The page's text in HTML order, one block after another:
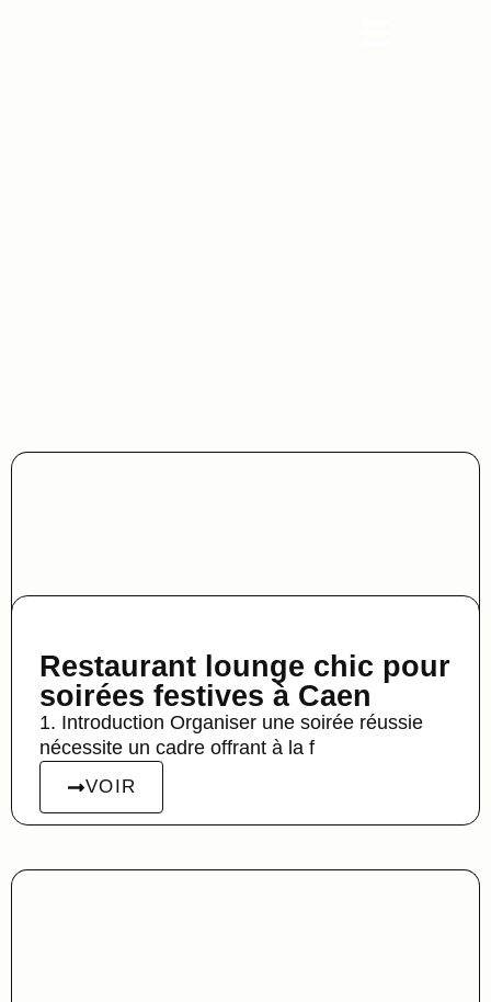
Restaurant lounge chic pour
soirées festives à Caen
1. Introduction Organiser une soirée réussie
nécessite un cadre offrant à la f
VOIR